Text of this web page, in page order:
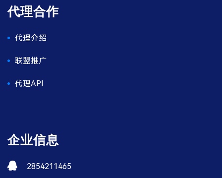
代理合作
代理介绍
联盟推广
代理API
企业信息
2854211465